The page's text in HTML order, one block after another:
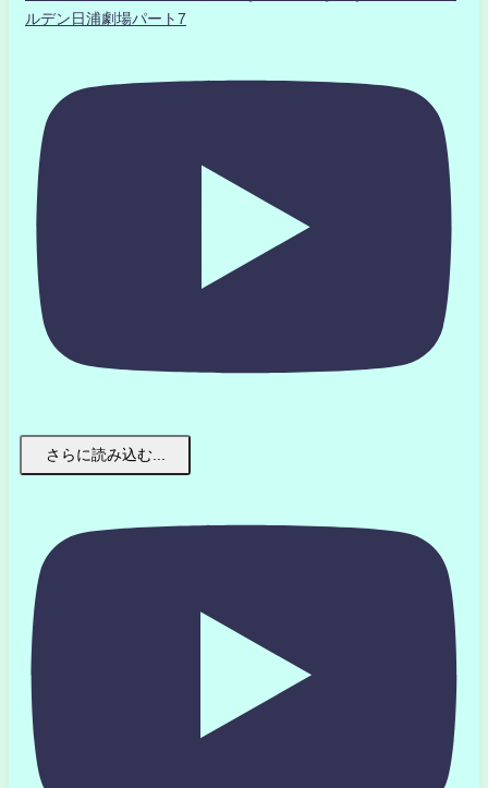
ルデン日浦劇場パート7
さらに読み込む...